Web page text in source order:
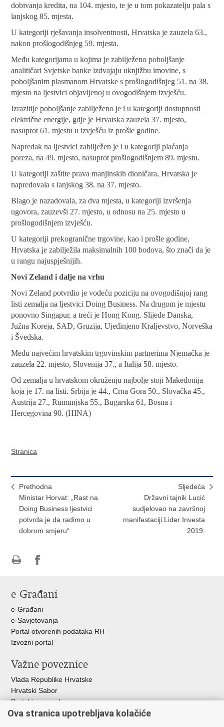
dobivanja kredita, na 104. mjesto, te je u tom pokazatelju pala s
lanjskog 85. mjesta.
U kategoriji rješavanja insolventnosti, Hrvatska je zauzela 63.,
nakon prošlogodišnjeg 59. mjesta.
Među kategorijama u kojima je zabilježeno poboljšanje
analitičari Svjetske banke izdvajaju uknjižbu imovine, s
poboljšanim plasmanom Hrvatske s prošlogodišnjeg 51. na 38.
mjesto na ljestvici objavljenoj u ovogodišnjem izvješću.
Izrazitije poboljšanje zabilježeno je i u kategoriji dostupnosti
električne energije, gdje je Hrvatska zauzela 37. mjesto,
nasuprot 61. mjestu u izvješću iz prošle godine.
Napredak na ljestvici zabilježen je i u kategoriji plaćanja
poreza, na 49. mjesto, nasuprot prošlogodišnjem 89. mjestu.
U kategoriji zaštite prava manjinskih dioničara, Hrvatska je
napredovala s lanjskog 38. na 37. mjesto.
Blago je nazadovala, za dva mjesta, u kategoriji izvršenja
ugovora, zauzevši 27. mjesto, u odnosu na 25. mjesto u
prošlogodišnjem izvješću.
U kategoriji prekogranične trgovine, kao i prošle godine,
Hrvatska je zabilježila maksimalnih 100 bodova, što znači da je
u rangu najuspješnijih.
Novi Zeland i dalje na vrhu
Novi Zeland potvrdio je vodeću poziciju na ovogodišnjoj rang
listi zemalja na ljestvici Doing Business. Na drugom je mjestu
ponovno Singapur, a treći je Hong Kong. Slijede Danska,
Južna Koreja, SAD, Gruzija, Ujedinjeno Kraljevstvo, Norveška
i Švedska.
Među najvećim hrvatskim trgovinskim partnerima Njemačka je
zauzela 22. mjesto, Slovenija 37., a Italija 58. mjesto.
Od zemalja u hrvatskom okruženju najbolje stoji Makedonija
koja je 17. na listi. Srbija je 44., Crna Gora 50., Slovačka 45.,
Austrija 27., Rumunjska 55., Bugarska 61, Bosna i
Hercegovina 90. (HINA)
Stranica
Prethodna
Ministar Horvat: „Rast na
Doing Business ljestvici
potvrda je da radimo u
dobrom smjeru“
Sljedeća
Državni tajnik Lucić
sudjelovao na završnoj
manifestaciji Lider Investa
2019.
FacebookuTwitteru
e-Građani
e-Građani
e-Savjetovanja
Portal otvorenih podataka RH
Izvozni portal
Važne poveznice
Vlada Republike Hrvatske
Hrvatski Sabor
Portal javne nabave
Centralizirani sustav za zapošljavanje
Ova stranica upotrebljava kolačiće